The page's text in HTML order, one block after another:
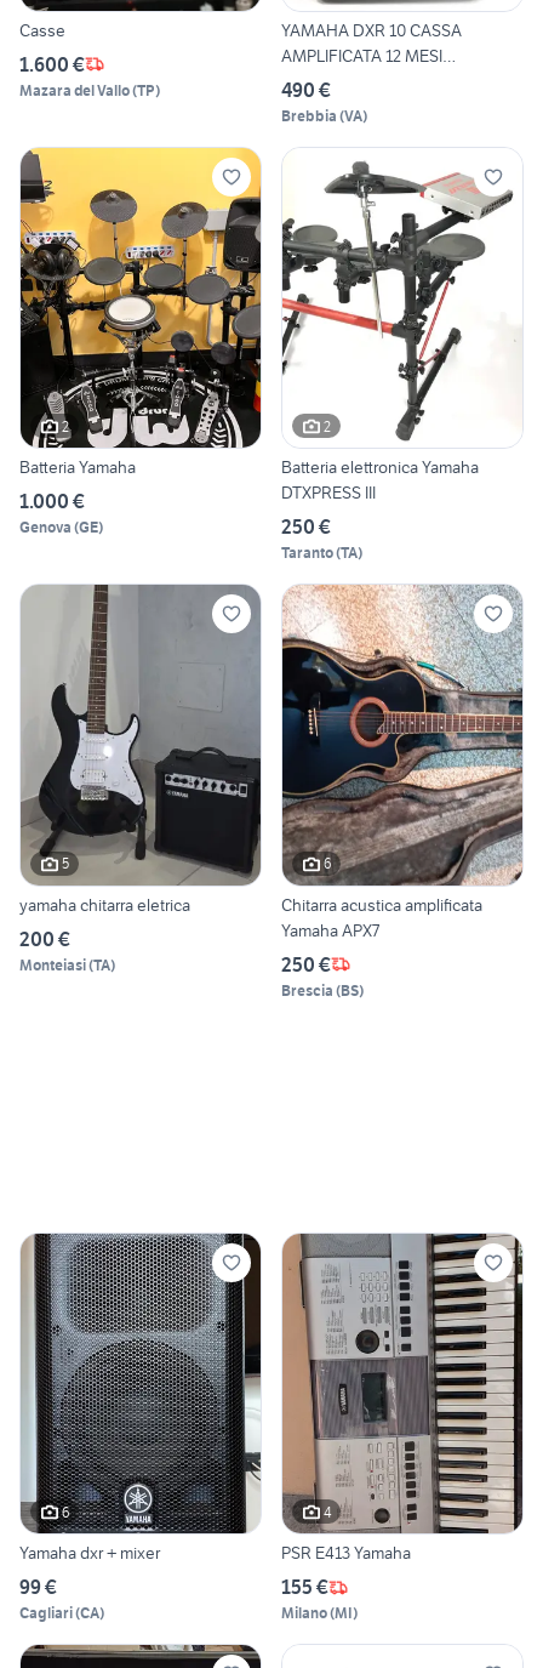
Casse
1.600 €
Mazara del Vallo(TP)
YAMAHA DXR 10 CASSA
AMPLIFICATA 12 MESI
GARANZIA
490 €
Brebbia (VA)
2
Batteria Yamaha
1.000 €
Genova (GE)
2
Batteria elettronica Yamaha
DTXPRESS III
250 €
Taranto(TA)
5
yamaha chitarra eletrica
200 €
Monteiasi(TA)
6
Chitarra acustica amplificata
Yamaha APX7
250 €
Brescia (BS)
6
Yamaha dxr + mixer
99 €
Cagliari(CA)
4
PSR E413 Yamaha
155 €
Milano(MI)